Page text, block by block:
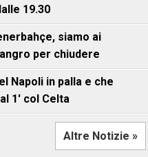
19.30
siamo ai
per chiudere
Napoli in palla e che
1' col Celta
Altre Notizie »